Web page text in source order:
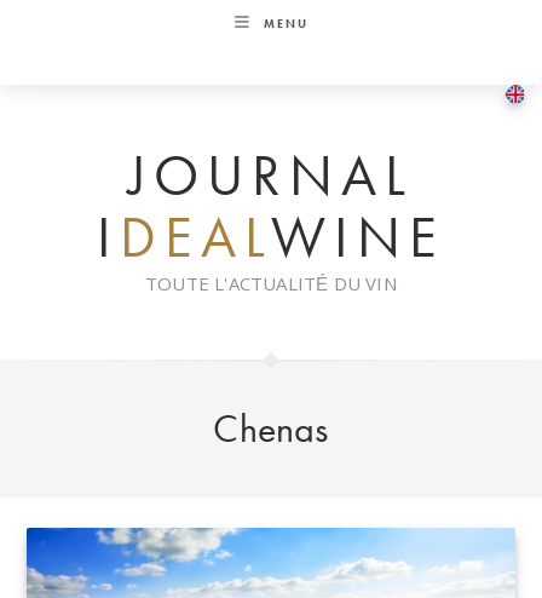
MENU
JOURNAL
I DEALWINE
TOUTE L'ACTUALITÉ DU VIN
Chenas